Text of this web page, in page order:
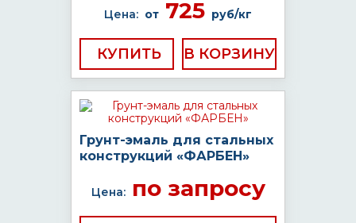
Цена: от 725 руб/кг
КУПИТЬ
Грунт-эмаль для стальных
конструкций «ФАРБЕН»
Цена:по запросу